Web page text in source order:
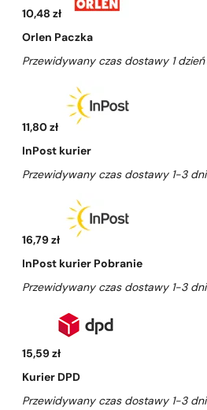
10,48 zł
Orlen Paczka
Przewidywany czas dostawy 1 dzień
11,80 zł
InPost kurier
Przewidywany czas dostawy 1-3 dni
16,79 zł
InPost kurier Pobranie
Przewidywany czas dostawy 1-3 dni
15,59 zł
Kurier DPD
Przewidywany czas dostawy 1-3 dni